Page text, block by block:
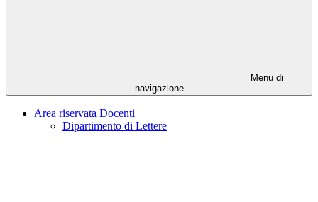
Menu di
navigazione
Area riservata Docenti
Dipartimento di Lettere